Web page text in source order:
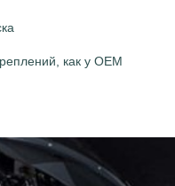
как у OEM